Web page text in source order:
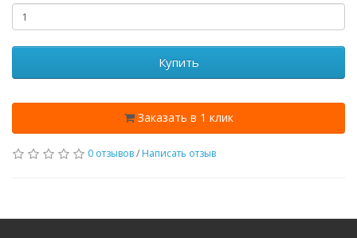
Купить
Заказать в 1 клик
0 отзывов/ Написать отзыв